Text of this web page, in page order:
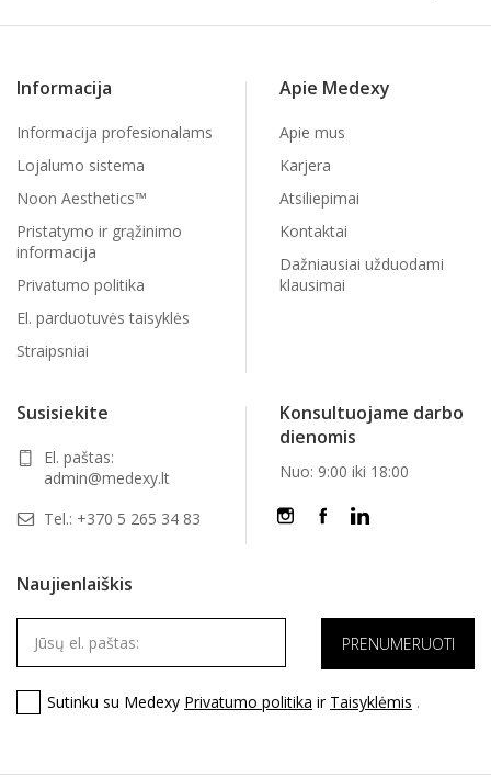
Informacija
Informacija profesionalams
Lojalumo sistema
Noon Aesthetics™
Pristatymo ir grąžinimo
informacija
Privatumo politika
El. parduotuvės taisyklės
Straipsniai
Apie Medexy
Apie mus
Karjera
Atsiliepimai
Kontaktai
Dažniausiai užduodami
klausimai
Susisiekite
El. paštas:
admin@medexy.lt
Tel.: +370 5 265 34 83
Konsultuojame darbo
dienomis
Nuo: 9:00 iki 18:00
Naujienlaiškis
Sutinku su Medexy Privatumo politika ir Taisyklėmis .